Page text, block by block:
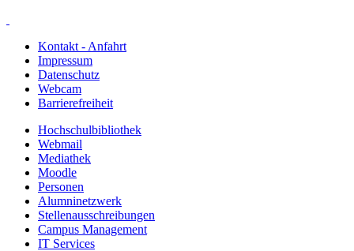
Kontakt - Anfahrt
Impressum
Datenschutz
Webcam
Barrierefreiheit
Hochschulbibliothek
Webmail
Mediathek
Moodle
Personen
Alumninetzwerk
Stellenausschreibungen
Campus Management
IT Services